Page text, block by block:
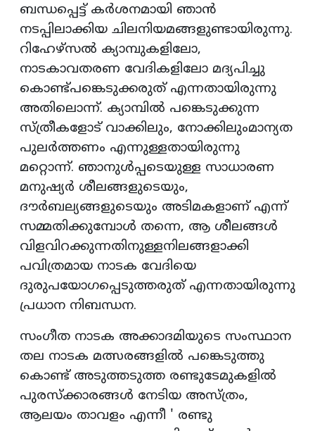
ബന്ധപ്പെട്ട് കർശനമായി ഞാൻ
നടപ്പിലാക്കിയ ചിലനിയമങ്ങളുണ്ടായിരുന്നു.
റിഹേഴ്സൽ ക്യാമ്പുകളിലോ,
നാടകാവതരണ വേദികളിലോ മദ്യപിച്ചു
കൊണ്ട്പങ്കെടുക്കരുത് എന്നതായിരുന്നു
അതിലൊന്ന്. ക്യാമ്പിൽ പങ്കെടുക്കുന്ന
സ്ത്രീകളോട് വാക്കിലും, നോക്കിലുംമാന്യത
പുലർത്തണം എന്നുള്ളതായിരുന്നു
മറ്റൊന്ന്. ഞാനുൾപ്പടെയുള്ള സാധാരണ
മനുഷ്യർ ശീലങ്ങളുടെയും,
ദൗർബല്യങ്ങളുടെയും അടിമകളാണ് എന്ന്
സമ്മതിക്കുമ്പോൾ തന്നെ, ആ ശീലങ്ങൾ
വിളവിറക്കുന്നതിനുള്ളനിലങ്ങളാക്കി
പവിത്രമായ നാടക വേദിയെ
ദുരുപയോഗപ്പെടുത്തരുത് എന്നതായിരുന്നു
പ്രധാന നിബന്ധന.
സംഗീത നാടക അക്കാദമിയുടെ സംസ്ഥാന
തല നാടക മത്സരങ്ങളിൽ പങ്കെടുത്തു
കൊണ്ട് അടുത്തടുത്ത രണ്ടുടേമുകളിൽ
പുരസ്‌ക്കാരങ്ങൾ നേടിയ അസ്ത്രം,
ആലയം താവളം എന്നീ ' രണ്ടു